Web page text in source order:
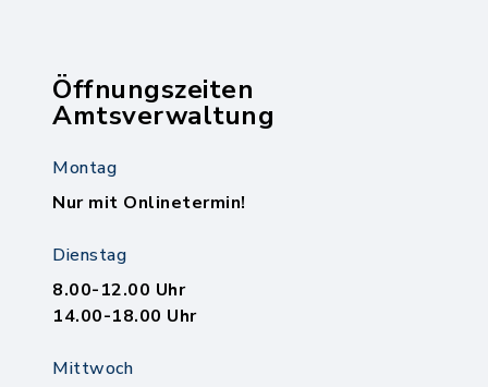
Öffnungszeiten
Amtsverwaltung
Montag
Nur mit Onlinetermin!
Dienstag
8.00-12.00 Uhr
14.00-18.00 Uhr
Mittwoch